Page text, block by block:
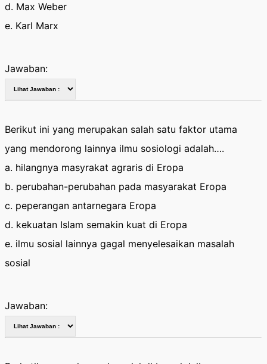
d. Max Weber
e. Karl Marx
Jawaban:
Berikut ini yang merupakan salah satu faktor utama
yang mendorong lainnya ilmu sosiologi adalah….
a. hilangnya masyrakat agraris di Eropa
b. perubahan-perubahan pada masyarakat Eropa
c. peperangan antarnegara Eropa
d. kekuatan Islam semakin kuat di Eropa
e. ilmu sosial lainnya gagal menyelesaikan masalah
sosial
Jawaban: